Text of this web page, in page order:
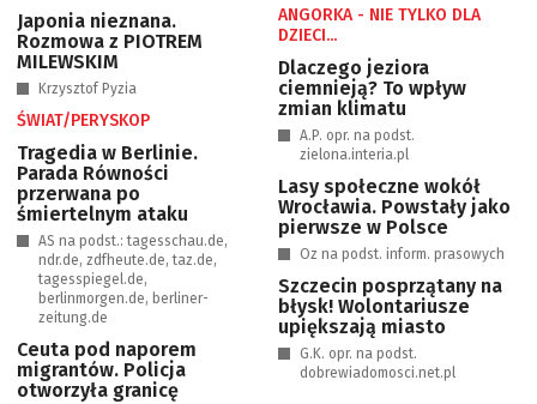
Japonia nieznana.
Rozmowa z PIOTREM
MILEWSKIM
Krzysztof Pyzia
ŚWIAT/PERYSKOP
Tragedia w Berlinie.
Parada Równości
przerwana po
śmiertelnym ataku
AS na podst.: tagesschau.de,
ndr.de, zdfheute.de, taz.de,
tagesspiegel.de,
berlinmorgen.de, berliner-
zeitung.de
Ceuta pod naporem
migrantów. Policja
otworzyła granicę
ANGORKA - NIE TYLKO DLA
DZIECI...
Dlaczego jeziora
ciemnieją? To wpływ
zmian klimatu
A.P. opr. na podst.
zielona.interia.pl
Lasy społeczne wokół
Wrocławia. Powstały jako
pierwsze w Polsce
Oz na podst. inform. prasowych
Szczecin posprzątany na
błysk! Wolontariusze
upiększają miasto
G.K. opr. na podst.
dobrewiadomosci.net.pl